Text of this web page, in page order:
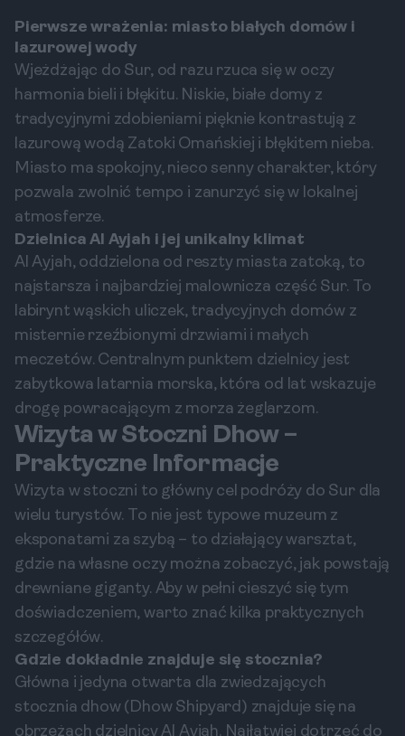
Pierwsze wrażenia: miasto białych domów i
lazurowej wody
Wjeżdżając do Sur, od razu rzuca się w oczy
harmonia bieli i błękitu. Niskie, białe domy z
tradycyjnymi zdobieniami pięknie kontrastują z
lazurową wodą Zatoki Omańskiej i błękitem nieba.
Miasto ma spokojny, nieco senny charakter, który
pozwala zwolnić tempo i zanurzyć się w lokalnej
atmosferze.
Dzielnica Al Ayjah i jej unikalny klimat
Al Ayjah, oddzielona od reszty miasta zatoką, to
najstarsza i najbardziej malownicza część Sur. To
labirynt wąskich uliczek, tradycyjnych domów z
misternie rzeźbionymi drzwiami i małych
meczetów. Centralnym punktem dzielnicy jest
zabytkowa latarnia morska, która od lat wskazuje
drogę powracającym z morza żeglarzom.
Wizyta w Stoczni Dhow –
Praktyczne Informacje
Wizyta w stoczni to główny cel podróży do Sur dla
wielu turystów. To nie jest typowe muzeum z
eksponatami za szybą – to działający warsztat,
gdzie na własne oczy można zobaczyć, jak powstają
drewniane giganty. Aby w pełni cieszyć się tym
doświadczeniem, warto znać kilka praktycznych
szczegółów.
Gdzie dokładnie znajduje się stocznia?
Główna i jedyna otwarta dla zwiedzających
stocznia dhow (Dhow Shipyard) znajduje się na
obrzeżach dzielnicy Al Ayjah. Najłatwiej dotrzeć do